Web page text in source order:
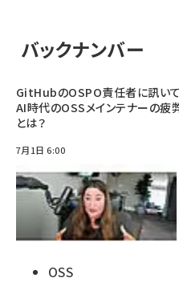
バックナンバー
GitHubのOSPO責任者に訊い
AI時代のOSSメインテナーの疲
とは？
7月1日 6:00
OSS